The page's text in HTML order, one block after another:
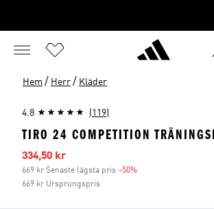
Hem / Herr / Kläder
4.8 (119)
TIRO 24 COMPETITION
Reapris
334,50 kr
669 kr Senaste lägsta pris -50%
669 kr Ursprungspris